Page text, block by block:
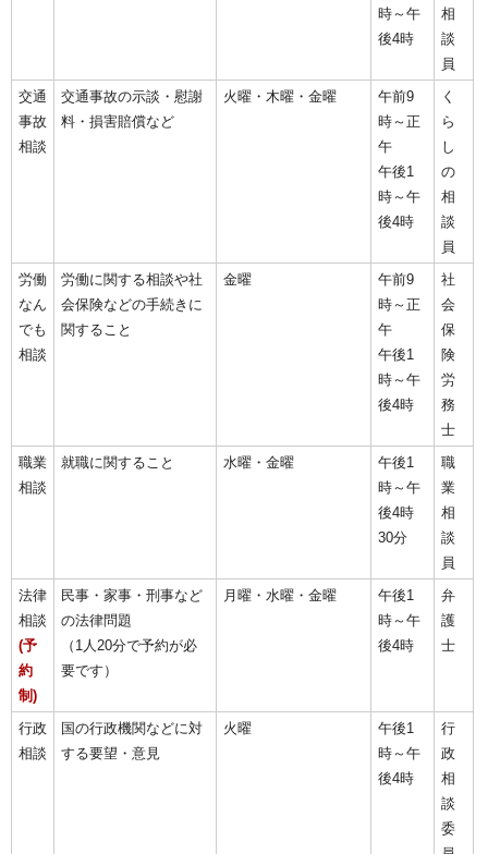
時～午
後4時
相
談
員
交通
事故
相談
交通事故の示談・慰謝
料・損害賠償など
火曜・木曜・金曜
午前9
時～正
午
午後1
時～午
後4時
く
ら
し
の
相
談
員
労働
なん
でも
相談
労働に関する相談や社
会保険などの手続きに
関すること
金曜
午前9
時～正
午
午後1
時～午
後4時
社
会
保
険
労
務
士
職業
相談
就職に関すること 水曜・金曜
午後1
時～午
後4時
30分
職
業
相
談
員
法律
相談
(予
約
制)
民事・家事・刑事など
の法律問題
（1人20分で予約が必
要です）
月曜・水曜・金曜
午後1
時～午
後4時
弁
護
士
行政
相談
国の行政機関などに対
する要望・意見
火曜
午後1
時～午
後4時
行
政
相
談
委